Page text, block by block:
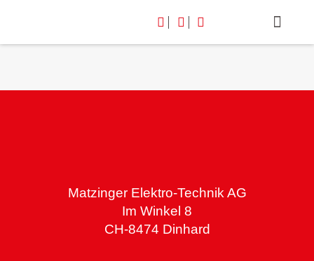
Matzinger Elektro-Technik AG
Im Winkel 8
CH-8474 Dinhard